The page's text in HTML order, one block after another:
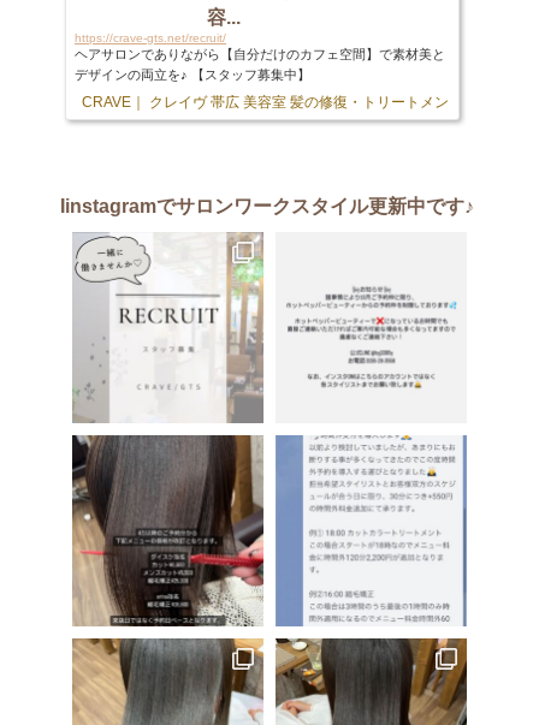
容...
https://crave-gts.net/recruit/
ヘアサロンでありながら【自分だけのカフェ空間】で素材美と
デザインの両立を♪ 【スタッフ募集中】
CRAVE｜ クレイヴ 帯広 美容室 髪の修復・トリートメント専門店
Iinstagramでサロンワークスタイル更新中です♪